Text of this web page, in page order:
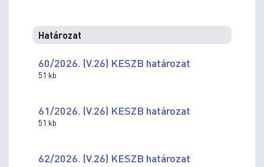
Határozat
60/2026. (V.26) KESZB határozat
51 kb
61/2026. (V.26) KESZB határozat
51 kb
62/2026. (V.26) KESZB határozat